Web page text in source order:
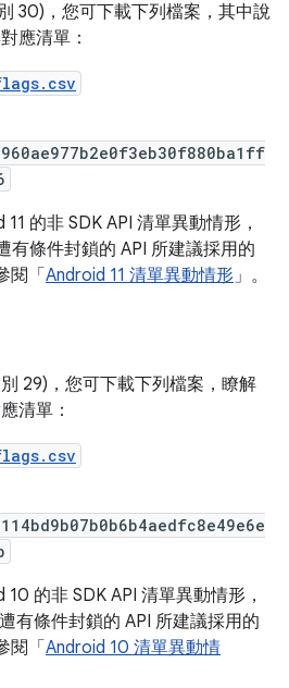
30)，您可下載下列檔案，其中說
應清單：
的非 SDK API 清單異動情形，
有條件封鎖的 API 所建議採用的
閱「 Android 11 清單異動情形」。
29)，您可下載下列檔案，瞭解
清單：
的非 SDK API 清單異動情形，
有條件封鎖的 API 所建議採用的
閱「 Android 10 清單異動情